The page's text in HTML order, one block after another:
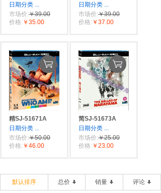
日期分类 ...
市场价:￥39.00
价格: ￥35.00
日期分类 ...
市场价:￥39.00
价格: ￥37.00
精SJ-51671A
日期分类 ...
市场价:￥50.00
价格: ￥46.00
简SJ-51673A
日期分类 ...
市场价:￥25.00
价格: ￥23.00
默认排序 总价 销量 评论